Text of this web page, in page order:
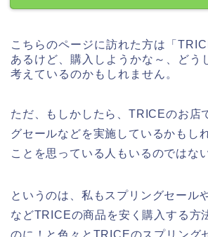
こちらのページに訪れた方は「
あるけど、購入しようかな～、どう
考えているのかもしれません。
ただ、もしかしたら、TRICEのお店
グセールなどを実施しているかもし
ことを思っている人もいるのではな
というのは、私もスプリングセール
などTRICEの商品を安く購入する方